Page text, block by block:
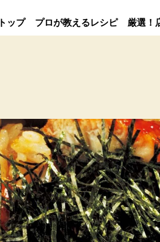
トップ プロが教えるレシピ 厳選！